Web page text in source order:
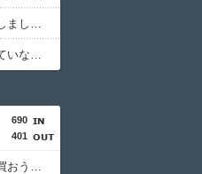
猫の避妊手術の後。獣医「手術成功です！万歳しましょう」私「ばんざーい！」→安心した直後、思わぬ出来事が待っていて…
コンビニのおでんを買ったら注文した具が入っていなかった。尋常でなくムカついたので店員に...
690
401
大型書店でまだ買っていない単行本の最終巻を買おうとしたら最新刊が売り場になかった。